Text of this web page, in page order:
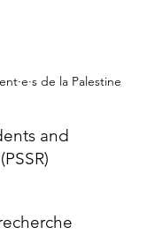
de la Palestine
and